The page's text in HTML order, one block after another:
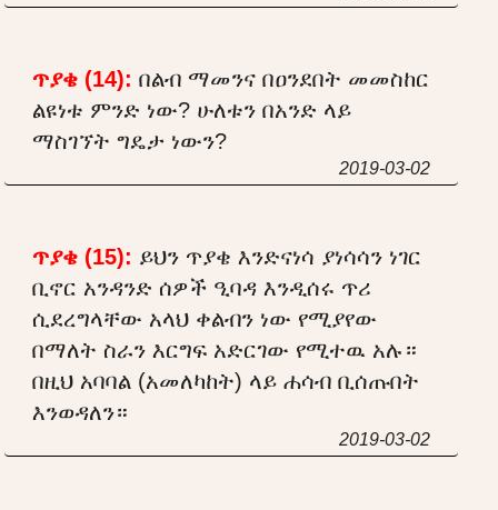
ጥያቄ (14): በልብ ማመንና በዐንደበት መመስከር
ልዩነቱ ምንድ ነው? ሁለቱን በአንድ ላይ
ማስገኘት ግዴታ ነውን?
2019-03-02
ጥያቄ (15): ይህን ጥያቄ እንድናነሳ ያነሳሳን ነገር
ቢኖር አንዳንድ ሰዎች ዒባዳ እንዲሰሩ ጥሪ
ሲደረግላቸው አላህ ቀልብን ነው የሚያየው
በማለት ስራን እርግፍ አድርገው የሚተዉ አሉ።
በዚህ አባባል (አመለካከት) ላይ ሐሳብ ቢሰጡበት
እንወዳለን።
2019-03-02